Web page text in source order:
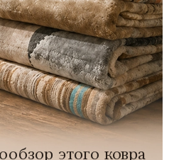
этого ковра